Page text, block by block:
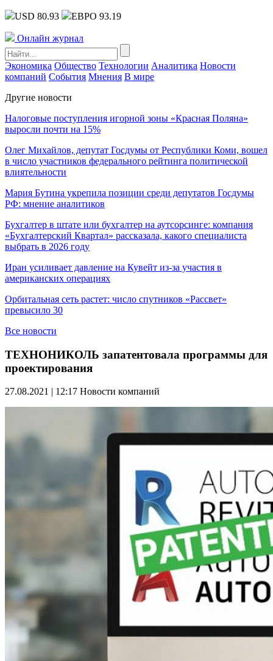
USD 80.93 ЕВРО 93.19
Онлайн журнал
Экономика Общество Технологии Аналитика Новости
компаний События Мнения В мире
Другие новости
Налоговые поступления игорной зоны «Красная Поляна»
выросли почти на 15%
Олег Михайлов, депутат Госдумы от Республики Коми, вошел
в число участников федерального рейтинга политической
влиятельности
Мария Бутина укрепила позиции среди депутатов Госдумы
РФ: мнение аналитиков
Бухгалтер в штате или бухгалтер на аутсорсинге: компания
«Бухгалтерский Квартал» рассказала, какого специалиста
выбрать в 2026 году
Иран усиливает давление на Кувейт из-за участия в
американских операциях
Орбитальная сеть растет: число спутников «Рассвет»
превысило 30
Все новости
ТЕХНОНИКОЛЬ запатентовала программы для
проектирования
27.08.2021 | 12:17 Новости компаний